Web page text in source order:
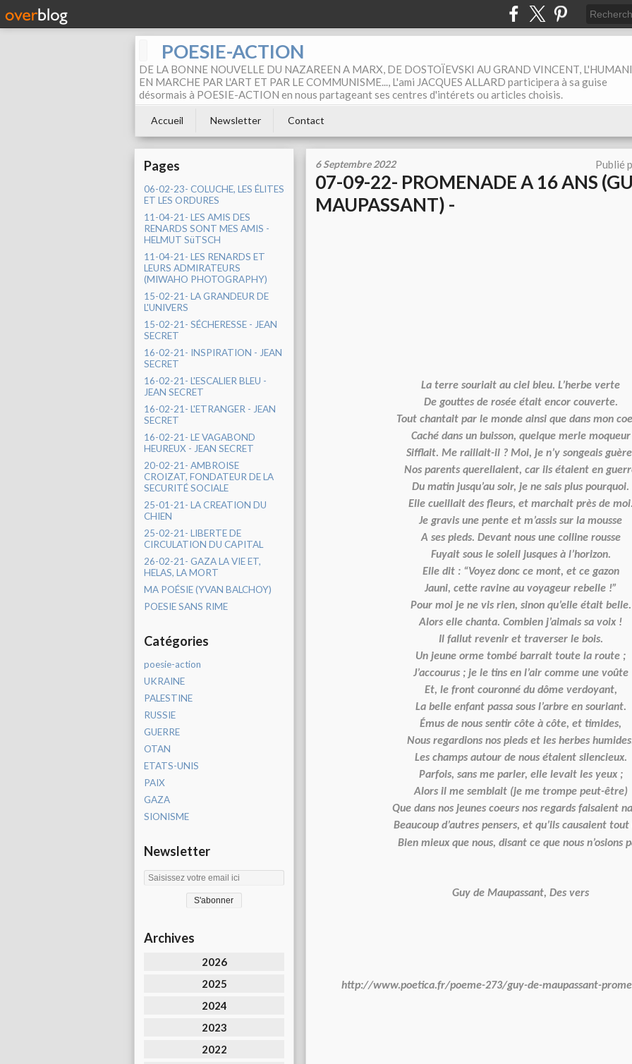
POESIE-ACTION
DE LA BONNE NOUVELLE DU NAZAREEN A MARX, DE DOSTOÏEVSKI AU GRAND VINCENT,
EN MARCHE PAR L'ART ET PAR LE COMMUNISME..., L'ami JACQUES ALLARD participera à sa guise
désormais à POESIE-ACTION en nous partageant ses centres d'intérets ou articles choisis.
Accueil Newsletter Contact
Pages
06-02-23- COLUCHE, LES ÉLITES
ET LES ORDURES
11-04-21- LES AMIS DES
RENARDS SONT MES AMIS -
HELMUT SüTSCH
11-04-21- LES RENARDS ET
LEURS ADMIRATEURS
(MIWAHO PHOTOGRAPHY)
15-02-21- LA GRANDEUR DE
L'UNIVERS
15-02-21- SÉCHERESSE - JEAN
SECRET
16-02-21- INSPIRATION - JEAN
SECRET
16-02-21- L'ESCALIER BLEU -
JEAN SECRET
16-02-21- L'ETRANGER - JEAN
SECRET
16-02-21- LE VAGABOND
HEUREUX - JEAN SECRET
20-02-21- AMBROISE
CROIZAT, FONDATEUR DE LA
SECURITÉ SOCIALE
25-01-21- LA CREATION DU
CHIEN
25-02-21- LIBERTE DE
CIRCULATION DU CAPITAL
26-02-21- GAZA LA VIE ET,
HELAS, LA MORT
MA POÉSIE (YVAN BALCHOY)
POESIE SANS RIME
Catégories
poesie-action
UKRAINE
PALESTINE
RUSSIE
GUERRE
OTAN
ETATS-UNIS
PAIX
GAZA
SIONISME
Newsletter
Archives
2026
2025
2024
2023
2022
6 Septembre 2022 Publié
07-09-22- PROMENADE A 16 ANS
MAUPASSANT) -
La terre souriait au ciel bleu. L’herbe verte
De gouttes de rosée était encor couverte.
Tout chantait par le monde ainsi que dans mon
Caché dans un buisson, quelque merle moqueur
Sifflait. Me raillait-il ? Moi, je n’y songeais
Nos parents querellaient, car ils étaient en
Du matin jusqu’au soir, je ne sais plus pourquoi.
Elle cueillait des fleurs, et marchait près de moi.
Je gravis une pente et m’assis sur la mousse
A ses pieds. Devant nous une colline rousse
Fuyait sous le soleil jusques à l’horizon.
Elle dit : “Voyez donc ce mont, et ce gazon
Jauni, cette ravine au voyageur rebelle !”
Pour moi je ne vis rien, sinon qu’elle était belle.
Alors elle chanta. Combien j’aimais sa voix !
Il fallut revenir et traverser le bois.
Un jeune orme tombé barrait toute la route ;
J’accourus ; je le tins en l’air comme une voûte
Et, le front couronné du dôme verdoyant,
La belle enfant passa sous l’arbre en souriant.
Émus de nous sentir côte à côte, et timides,
Nous regardions nos pieds et les herbes
Les champs autour de nous étaient silencieux.
Parfois, sans me parler, elle levait les yeux ;
Alors il me semblait (je me trompe peut-être)
Que dans nos jeunes coeurs nos regards faisaient
Beaucoup d’autres pensers, et qu’ils causaient tout
Bien mieux que nous, disant ce que nous n’osions
Guy de Maupassant, Des vers
http://www.poetica.fr/poeme-273/guy-de-maupassant-